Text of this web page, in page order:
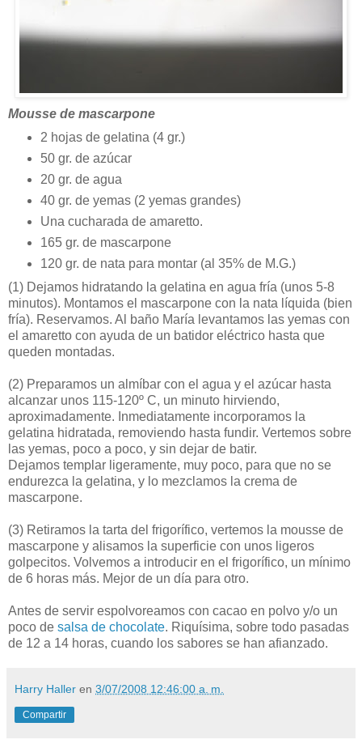
Mousse de mascarpone
2 hojas de gelatina (4 gr.)
50 gr. de azúcar
20 gr. de agua
40 gr. de yemas (2 yemas grandes)
Una cucharada de amaretto.
165 gr. de mascarpone
120 gr. de nata para montar (al 35% de M.G.)
(1) Dejamos hidratando la gelatina en agua fría (unos 5-8
minutos). Montamos el mascarpone con la nata líquida (bien
fría). Reservamos. Al baño María levantamos las yemas con
el amaretto con ayuda de un batidor eléctrico hasta que
queden montadas.
(2) Preparamos un almíbar con el agua y el azúcar hasta
alcanzar unos 115-120º C, un minuto hirviendo,
aproximadamente. Inmediatamente incorporamos la
gelatina hidratada, removiendo hasta fundir. Vertemos sobre
las yemas, poco a poco, y sin dejar de batir.
Dejamos templar ligeramente, muy poco, para que no se
endurezca la gelatina, y lo mezclamos la crema de
mascarpone.
(3) Retiramos la tarta del frigorífico, vertemos la mousse de
mascarpone y alisamos la superficie con unos ligeros
golpecitos. Volvemos a introducir en el frigorífico, un mínimo
de 6 horas más. Mejor de un día para otro.
Antes de servir espolvoreamos con cacao en polvo y/o un
poco de salsa de chocolate. Riquísima, sobre todo pasadas
de 12 a 14 horas, cuando los sabores se han afianzado.
Harry Haller en 3/07/2008 12:46:00 a. m.
Compartir